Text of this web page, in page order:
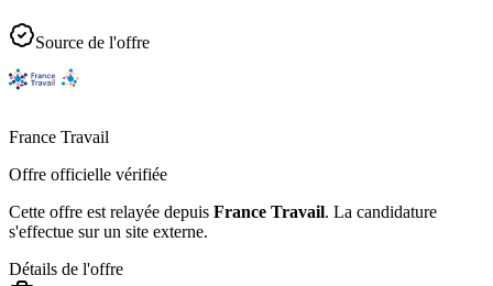
Source de l'offre
France Travail
Offre officielle vérifiée
Cette offre est relayée depuis France Travail. La candidature
s'effectue sur un site externe.
Détails de l'offre